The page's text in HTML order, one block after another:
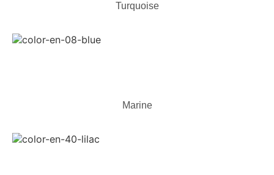
Turquoise
Marine